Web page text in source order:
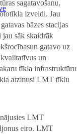
sagatavošanu,
izveidi. Jau
bāzes stacijas
jau sāk skaidrāk
gatavo uz
un
tīkla infrastruktūru
atzinusi LMT tīklu
LMT
eiro. LMT